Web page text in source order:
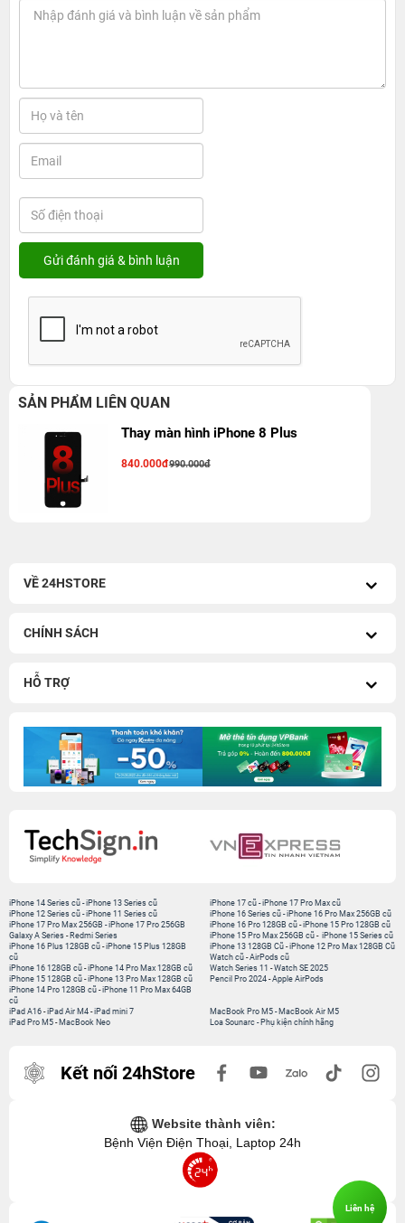
SẢN PHẨM LIÊN QUAN
Thay màn hình iPhone 8 Plus
840.000đ990.000đ
VỀ 24HSTORE
CHÍNH SÁCH
HỖ TRỢ
iPhone 14 Series cũ -iPhone 13 Series cũ
iPhone 12 Series cũ -iPhone 11 Series cũ
iPhone 17 Pro Max 256GB -iPhone 17 Pro 256GB
Galaxy A Series - Redmi Series
iPhone 17 cũ-iPhone 17 Pro Max cũ
iPhone 16 Series cũ- iPhone 16 Pro Max 256GB cũ
iPhone 16 Pro 128GB cũ-iPhone 15 Pro 128GB cũ
iPhone 15 Pro Max 256GB cũ- iPhone 15 Series cũ
iPhone 16 Plus 128GB cũ -iPhone 15 Plus 128GB
cũ
iPhone 16 128GB cũ -iPhone 14 Pro Max 128GB cũ
iPhone 15 128GB cũ -iPhone 13 Pro Max 128GB cũ
iPhone 14 Pro 128GB cũ -iPhone 11 Pro Max 64GB
cũ
iPhone 13 128GB Cũ-iPhone 12 Pro Max 128GB Cũ
Watch cũ-AirPods cũ
Watch Series 11 -Watch SE 2025
Pencil Pro 2024-Apple AirPods
iPad A16 -iPad Air M4 -iPad mini 7
iPad Pro M5 - MacBook Neo
MacBook Pro M5- MacBook Air M5
Loa Sounarc- Phụ kiện chính hãng
Kết nối 24hStore
Website thành viên:
Bệnh Viện Điện Thoại, Laptop 24h
Liên hệ